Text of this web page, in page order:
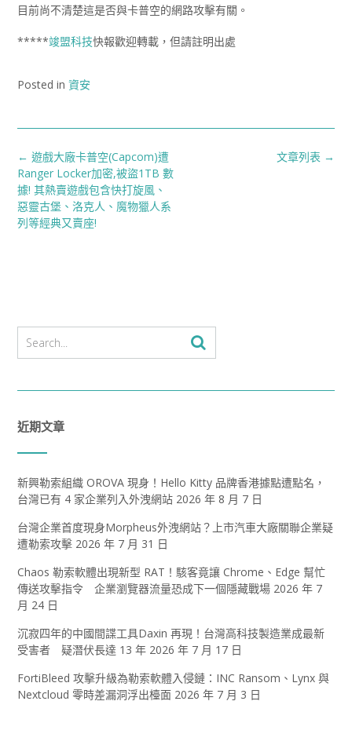
目前尚不清楚這是否與卡普空的網路攻擊有關。
*****竣盟科技快報歡迎轉載，但請註明出處
Posted in 資安
Post
navigation
文章列表 →
← 遊戲大廠卡普空(Capcom)遭
Ranger Locker加密,被盜1TB 數
據! 其熱賣遊戲包含快打旋風、
惡靈古堡、洛克人、魔物獵人系
列等經典又賣座!
近期文章
新興勒索組織 OROVA 現身！Hello Kitty 品牌香港據點遭點名，
台灣已有 4 家企業列入外洩網站 2026 年 8 月 7 日
台灣企業首度現身Morpheus外洩網站？上市汽車大廠關聯企業疑
遭勒索攻擊 2026 年 7 月 31 日
Chaos 勒索軟體出現新型 RAT！駭客竟讓 Chrome、Edge 幫忙
傳送攻擊指令 企業瀏覽器流量恐成下一個隱藏戰場 2026 年 7
月 24 日
沉寂四年的中國間諜工具Daxin 再現！台灣高科技製造業成最新
受害者 疑潛伏長達 13 年 2026 年 7 月 17 日
FortiBleed 攻擊升級為勒索軟體入侵鏈：INC Ransom、Lynx 與
Nextcloud 零時差漏洞浮出檯面 2026 年 7 月 3 日